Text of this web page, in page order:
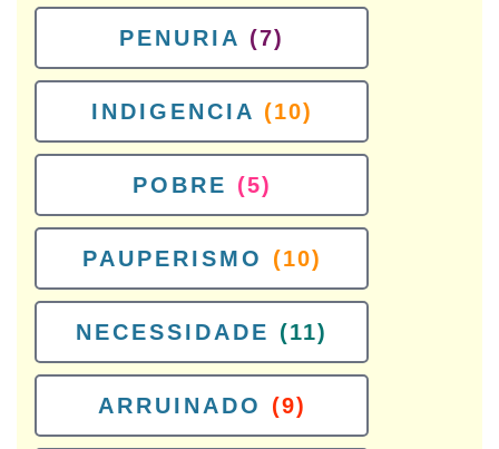
PENURIA (7)
INDIGENCIA (10)
POBRE (5)
PAUPERISMO (10)
NECESSIDADE (11)
ARRUINADO (9)